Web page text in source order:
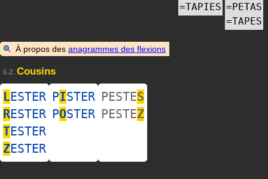
=TAPIES =PETAS
=TAPES
À propos des anagrammes des flexions
6.2. Cousins
LESTER
RESTER
TESTER
ZESTER
PISTER
POSTER
PESTES
PESTEZ